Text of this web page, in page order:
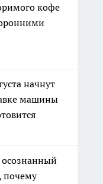
кофе
начнут
машины
осознанный
почему